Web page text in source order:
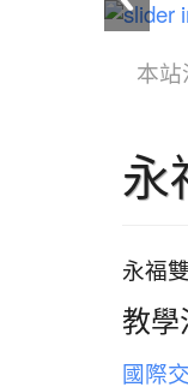
本站
永
永福
教
國際